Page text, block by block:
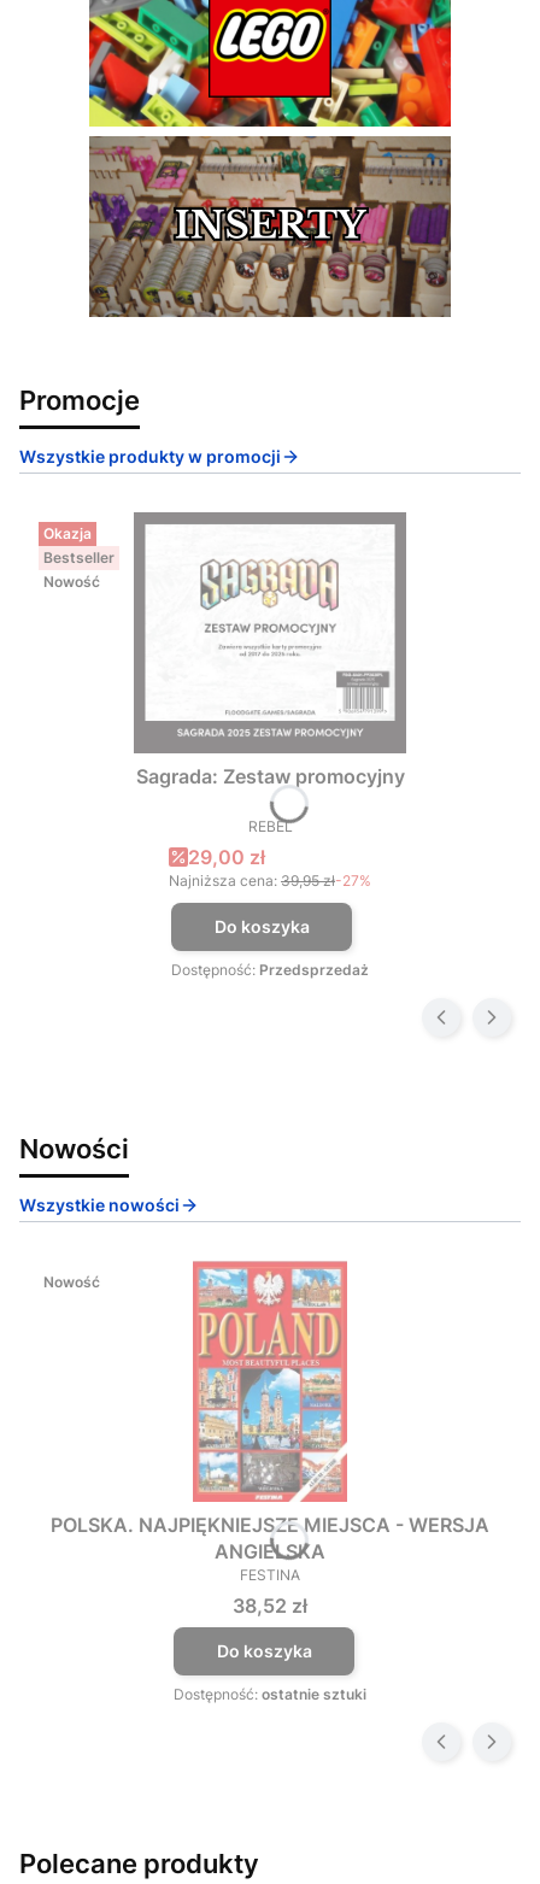
Promocje
Wszystkie produkty w promocji
Okazja
Bestseller
Nowość
Sagrada: Zestaw promocyjny
PRODUCENT
REBEL
Cena promocyjna
29,00 zł
Najniższa cena: 39,95 zł-27%
Do koszyka
Dostępność: Przedsprzedaż
Nowości
Wszystkie nowości
Nowość
POLSKA. NAJPIĘKNIEJSZE MIEJSCA - WERSJA
ANGIELSKA
PRODUCENT
FESTINA
Cena
38,52 zł
Do koszyka
Dostępność: ostatnie sztuki
Polecane produkty